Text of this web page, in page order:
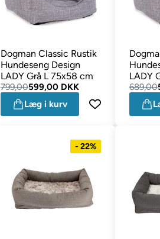
Dogman Classic Rustik
Hundeseng Design
LADY Grå L 75x58 cm
799,00599,00 DKK
Læg i kurv
LADY
689,00
- 22%